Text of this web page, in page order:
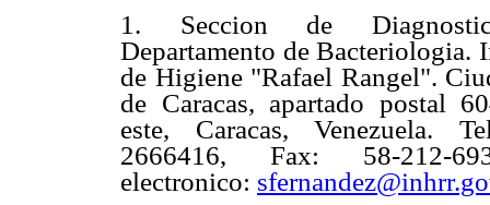
1. Seccion de
Departamento de Bacteriologia.
de Higiene "Rafael Rangel".
de Caracas, apartado postal
este, Caracas, Venezuela.
2666416, Fax: 58-212-
electronico: